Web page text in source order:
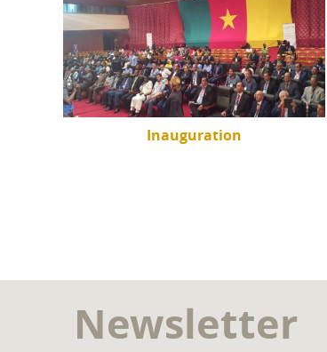
Inauguration
Newsletter